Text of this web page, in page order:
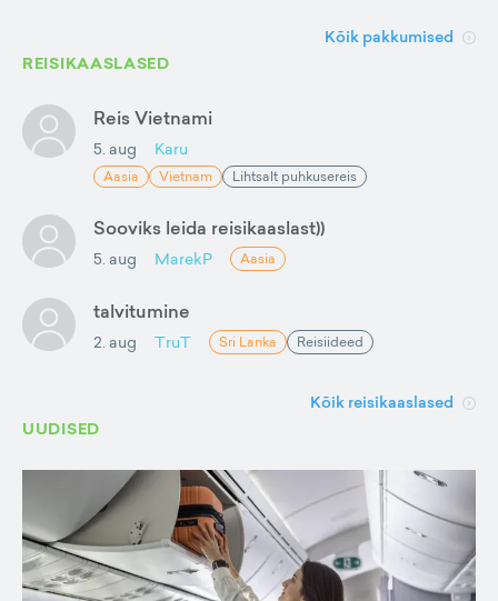
Kõik pakkumised
REISIKAASLASED
Reis Vietnami
5. aug Karu
Aasia Vietnam Lihtsalt puhkusereis
Sooviks leida reisikaaslast))
5. aug MarekP Aasia
talvitumine
2. aug TruT Sri Lanka Reisiideed
Kõik reisikaaslased
UUDISED